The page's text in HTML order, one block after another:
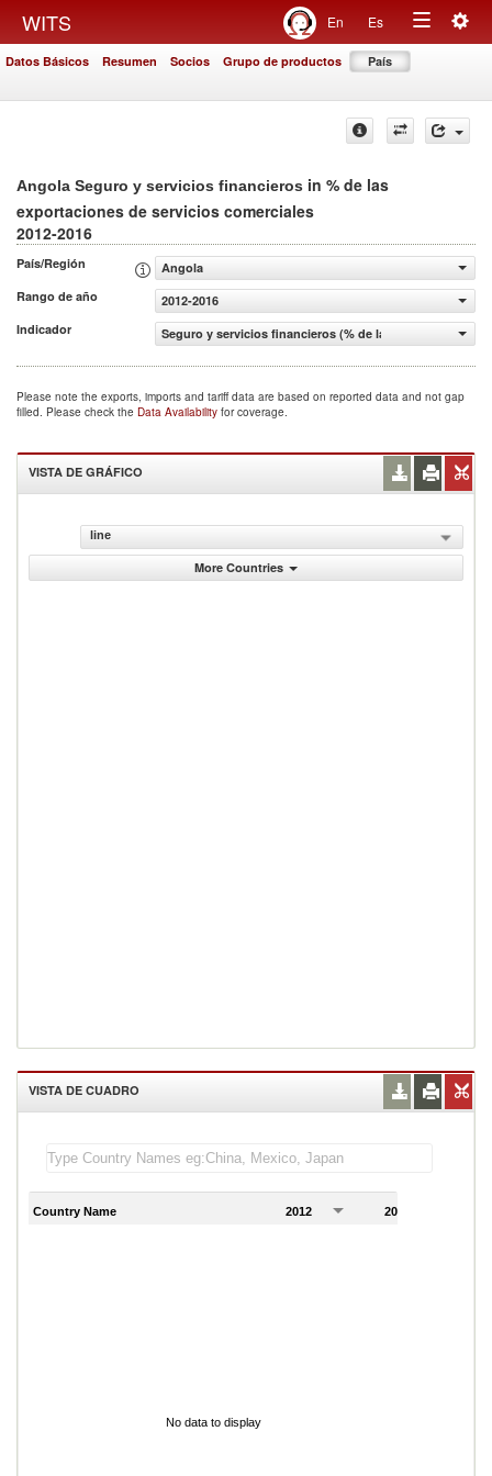
WITS En Es
Toggle
Datos Básicos Resumen Socios Grupo de productos País
Angola Seguro y servicios financieros in % de las
exportaciones de servicios comerciales
2012-2016
País/Región
Angola
Rango de año
2012-2016
Indicador
Seguro y servicios financieros (% de las exportaciones
Please note the exports, imports and tariff data are based on reported data and not gap
filled. Please check the Data Availability for coverage.
VISTA DE GRÁFICO
line
More Countries
VISTA DE CUADRO
Country Name 2012 2013
No data to display